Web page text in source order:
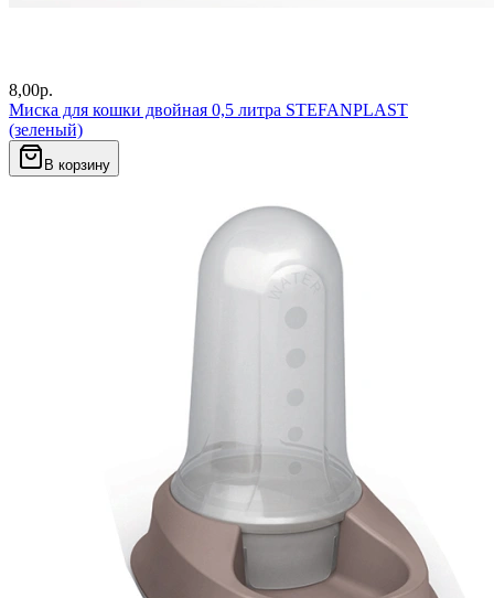
8,00р.
Миска для кошки двойная 0,5 литра STEFANPLAST
(зеленый)
В корзину